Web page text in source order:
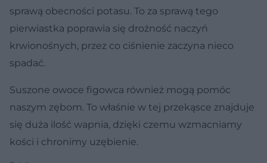
sprawą obecności potasu. To za sprawą tego
pierwiastka poprawia się drożność naczyń
krwionośnych, przez co ciśnienie zaczyna nieco
spadać.
Suszone owoce figowca również mogą pomóc
naszym zębom. To właśnie w tej przekąsce znajduje
się duża ilość wapnia, dzięki czemu wzmacniamy
kości i chronimy uzębienie.